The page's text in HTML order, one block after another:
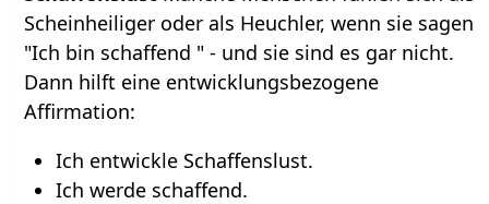
Scheinheiliger oder als Heuchler, wenn sie sagen
"Ich bin schaffend " - und sie sind es gar nicht.
Dann hilft eine entwicklungsbezogene
Affirmation:
Ich entwickle Schaffenslust.
Ich werde schaffend.